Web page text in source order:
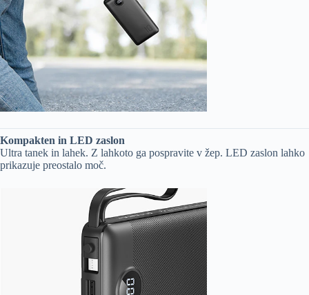
Kompakten in LED zaslon
Ultra tanek in lahek. Z lahkoto ga pospravite v žep. LED zaslon lahko
prikazuje preostalo moč.